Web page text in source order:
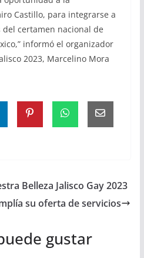
Castillo, para integrarse a
certamen nacional de
informó el organizador
2023, Marcelino Mora
Belleza Jalisco Gay 2023
su oferta de servicios
gustar